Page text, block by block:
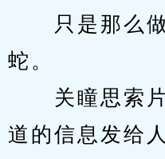
只是那么做
蛇。
关瞳思索片
道的信息发给